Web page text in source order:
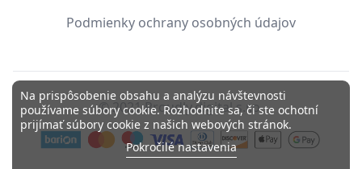
Na prispôsobenie obsahu a analýzu návštevnosti
používame súbory cookie. Rozhodnite sa, či ste ochotní
prijímať súbory cookie z našich webových stránok.
Pokročilé nastavenia
Podmienky ochrany osobných údajov
© 2021 Proudly.digital s.r.o.